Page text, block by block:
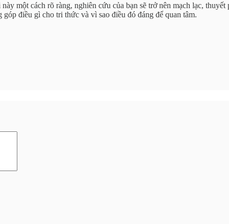
một cách rõ ràng, nghiên cứu của bạn sẽ trở nên mạch lạc,
điều gì cho tri thức và vì sao điều đó đáng để quan tâm.